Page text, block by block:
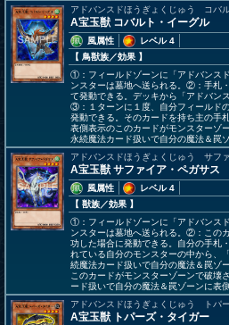
アドバンスドほうぎょくじゅう コバ
A宝玉獣 コバルト・イーグル
風属性
レベル 4
【 鳥獣族／効果 】
①：フィールドゾーンに「アドバンス
ンスターは墓地へ送られる。②：手札
て発動できる。デッキから「アドバン
③：１ターンに１度、自分フィールド
発動できる。そのカードを持ち主の手
表側表示のこのカードがモンスターゾ
永続魔法カード扱いで自分の魔法＆罠
アドバンスドほうぎょくじゅう サフ
A宝玉獣 サファイア・ペガサス
風属性
レベル 4
【 獣族／効果 】
①：フィールドゾーンに「アドバンス
ンスターは墓地へ送られる。②：この
功した場合に発動できる。自分の手札
れている自分のモンスターの中から、
続魔法カード扱いで自分の魔法＆罠ゾ
このカードがモンスターゾーンで破壊
ード扱いで自分の魔法＆罠ゾーンに表
アドバンスドほうぎょくじゅう トパ
A宝玉獣 トパーズ・タイガー